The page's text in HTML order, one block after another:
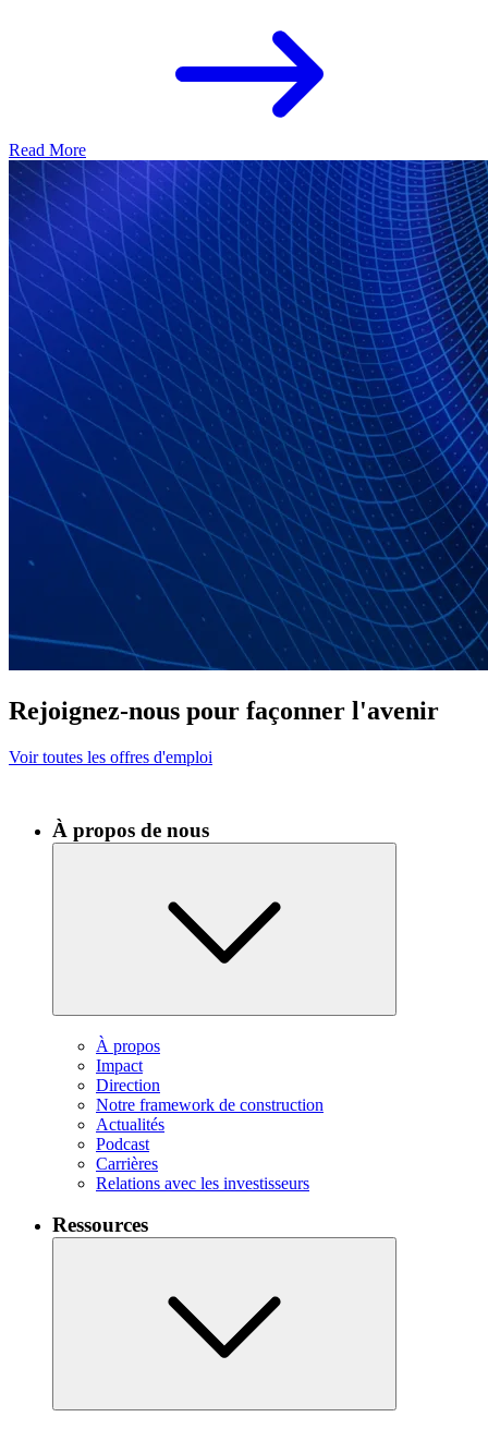
Read More
Rejoignez-nous pour façonner l'avenir
Voir toutes les offres d'emploi
À propos de nous
À propos
Impact
Direction
Notre framework de construction
Actualités
Podcast
Carrières
Relations avec les investisseurs
Ressources